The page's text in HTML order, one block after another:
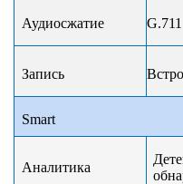
Аудиосжатие G.711
Запись
Smart
Аналитика